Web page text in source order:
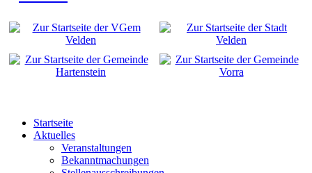
Startseite
Aktuelles
Veranstaltungen
Bekanntmachungen